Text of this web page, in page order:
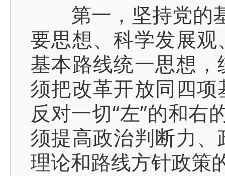
第一，坚持党的基
要思想、科学发展
基本路线统一思想
须把改革开放同四
反对一切“左”的和右
须提高政治判断力
理论和路线方针政策